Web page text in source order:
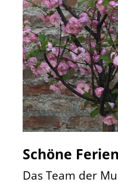
Schöne
Das Team der